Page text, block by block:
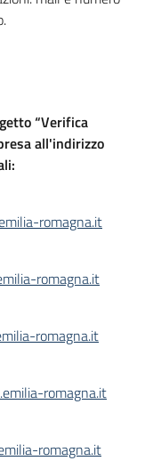
“Verifica
all'indirizzo
romagna.it
romagna.it
romagna.it
romagna.it
romagna.it